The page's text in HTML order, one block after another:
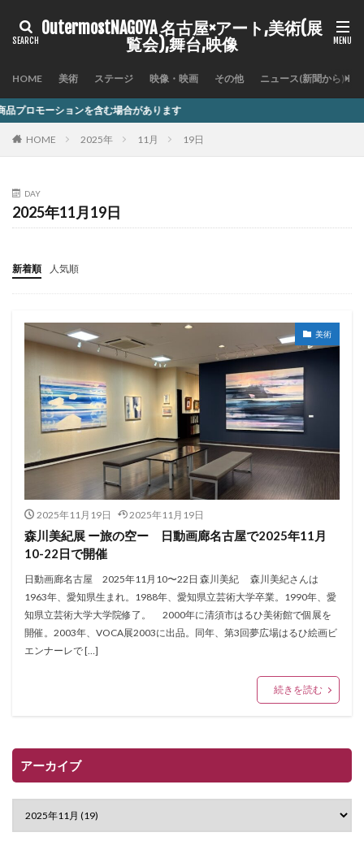
OutermostNAGOYA 名古屋×アート,美術(展
覧会),舞台,映像
HOME 美術 ステージ 映像・映画 その他 ニュース(新聞から)
む場合があります
HOME 2025年 11月 19日
DAY
2025年11月19日
新着順 人気順
美術
2025年11月19日 2025年11月19日
森川美紀展 ー旅の空ー 日動画廊名古屋で2025年11月
10-22日で開催
日動画廊名古屋 2025年11月10〜22日 森川美紀 森川美紀さんは
1963年、愛知県生まれ。1988年、愛知県立芸術大学卒業。1990年、愛
知県立芸術大学大学院修了。 2000年に清須市はるひ美術館で個展を
開催。2003年、VOCA展2003に出品。同年、第3回夢広場はるひ絵画ビ
エンナーレで […]
続きを読む
アーカイブ